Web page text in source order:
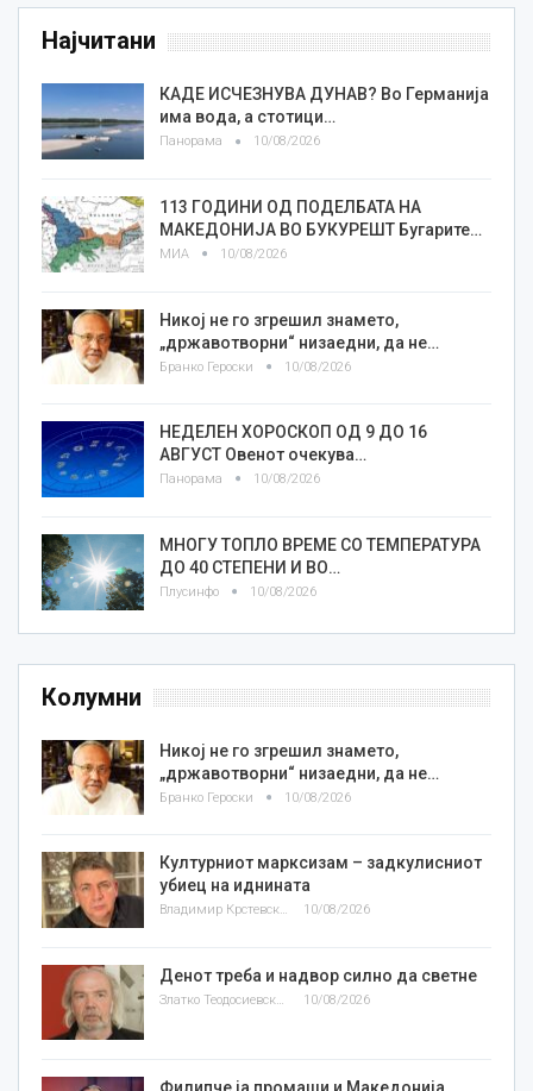
Најчитани
КАДЕ ИСЧЕЗНУВА ДУНАВ? Во Германија
има вода, а стотици…
Панорама 10/08/2026
113 ГОДИНИ ОД ПОДЕЛБАТА НА
МАКЕДОНИЈА ВО БУКУРЕШТ Бугарите…
МИА 10/08/2026
Никој не го згрешил знамето,
„државотворни“ низаедни, да не…
Бранко Героски 10/08/2026
НЕДЕЛЕН ХОРОСКОП ОД 9 ДО 16
АВГУСТ Овенот очекува…
Панорама 10/08/2026
МНОГУ ТОПЛО ВРЕМЕ СО ТЕМПЕРАТУРА
ДО 40 СТЕПЕНИ И ВО…
Плусинфо 10/08/2026
Колумни
Никој не го згрешил знамето,
„државотворни“ низаедни, да не…
Бранко Героски 10/08/2026
Културниот марксизам – задкулисниот
убиец на иднината
Владимир Крстевски 10/08/2026
Денот треба и надвор силно да светне
Златко Теодосиевски 10/08/2026